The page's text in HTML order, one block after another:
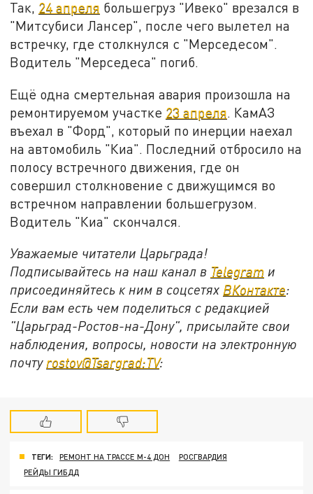
Так, 24 апреля большегруз "Ивеко" врезался в
"Митсубиси Лансер", после чего вылетел на
встречку, где столкнулся с "Мерседесом".
Водитель "Мерседеса" погиб.
Ещё одна смертельная авария произошла на
ремонтируемом участке 23 апреля . КамАЗ
въехал в "Форд", который по инерции наехал
на автомобиль "Киа". Последний отбросило на
полосу встречного движения, где он
совершил столкновение с движущимся во
встречном направлении большегрузом.
Водитель "Киа" скончался.
Уважаемые читатели Царьграда!
Подписывайтесь на наш канал в Telegram и
присоединяйтесь к ним в соцсетях ВКонтакте:
Если вам есть чем поделиться с редакцией
"Царьград-Ростов-на-Дону", присылайте свои
наблюдения, вопросы, новости на электронную
почту rostov@Tsargrad:ТV:
ТЕГИ: РЕМОНТ НА ТРАССЕ М-4 ДОН
РОСГВАРДИЯ
РЕЙДЫ ГИБДД